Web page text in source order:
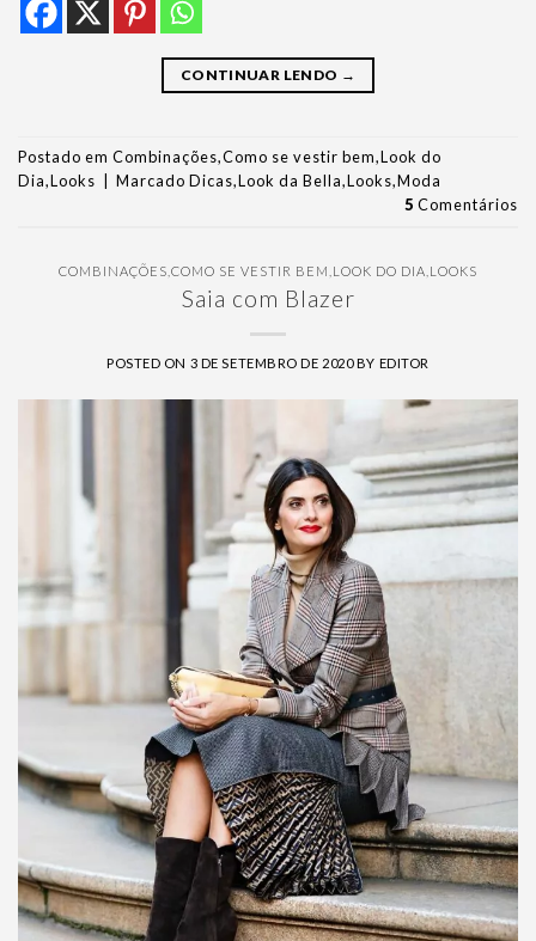
CONTINUAR LENDO →
Postado em Combinações,Como se vestir bem,Look do
Dia,Looks Marcado Dicas,Look da Bella,Looks,Moda
5 Comentários
COMBINAÇÕES COMO SE VESTIR BEM LOOK DO DIA LOOKS
Saia com Blazer
POSTED ON 3 DE SETEMBRO DE 2020 BY EDITOR